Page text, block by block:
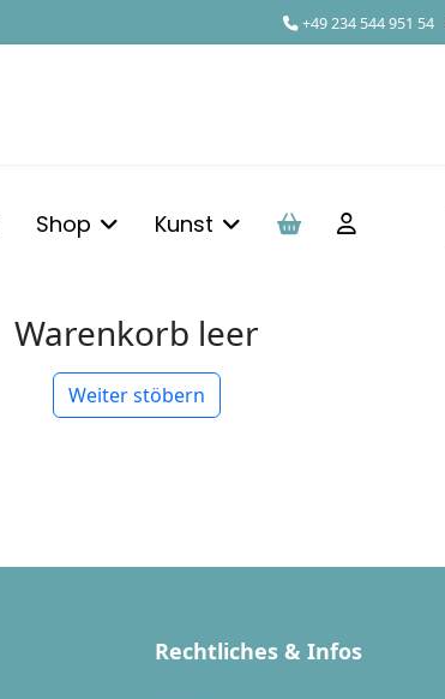
+49 234 544 951 54
Shop Kunst
Warenkorb leer
Weiter stöbern
Rechtliches & Infos